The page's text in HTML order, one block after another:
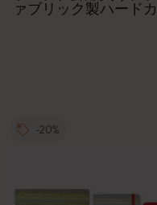
ァブリック製ハードカ
-20%